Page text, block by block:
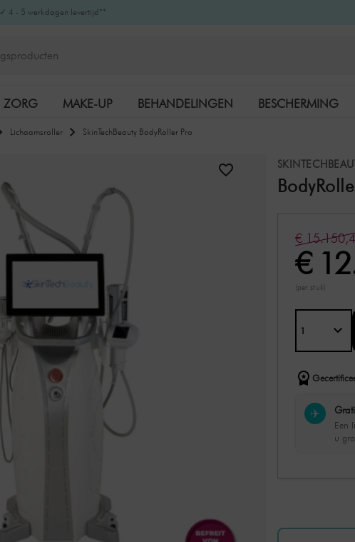
✓ 4 - 5 werkdagen levertijd**
ZORG MAKE-UP BEHANDELINGEN BESCHERMING
K-BEAUTY
Lichaamsroller SkinTechBeauty BodyRoller Pro
€
€
(per stuk)
✈️
Een
u